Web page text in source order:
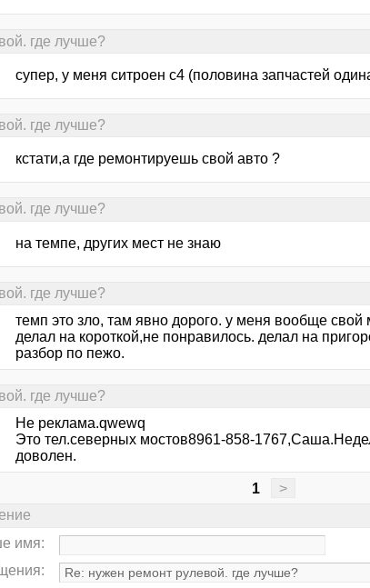
где лучше?
супер, у меня ситроен с4 (половина запчастей
где лучше?
кстати,а где ремонтируешь свой авто ?
где лучше?
на темпе, других мест не знаю
где лучше?
темп это зло, там явно дорого. у меня вообще
делал на короткой,не понравилось. делал на
разбор по пежо.
где лучше?
Не реклама.qwewq
Это тел.северных мостов8961-858-
доволен.
1 >
имя: